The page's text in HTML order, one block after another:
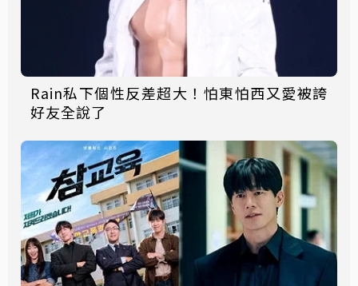
Rain私下個性反差超大！怕東怕西又愛被誇
好友全說了